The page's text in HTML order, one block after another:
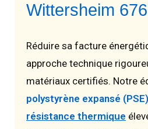
Wittersheim
Réduire sa facture
approche technique
matériaux certifiés. Notre
polystyrène expansé (PSE)
résistance thermique